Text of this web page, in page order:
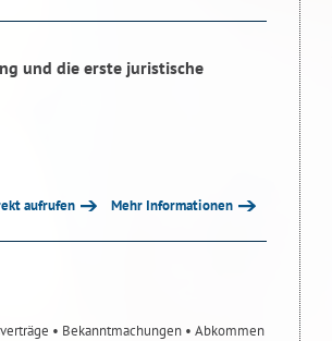
und die erste juristische
aufrufen Mehr Informationen
• Bekanntmachungen • Abkommen